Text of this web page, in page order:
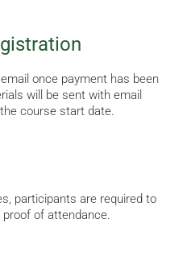
once payment has been
will be sent with email
course start date.
participants are required to
of attendance.